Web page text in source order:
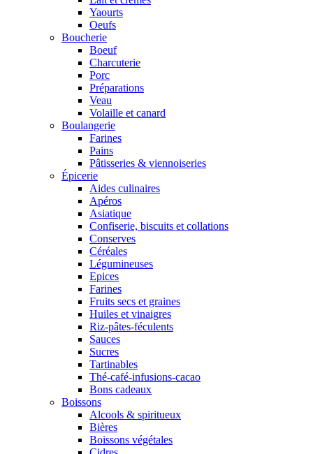
Yaourts
Oeufs
Boucherie
Boeuf
Charcuterie
Porc
Préparations
Veau
Volaille et canard
Boulangerie
Farines
Pains
Pâtisseries & viennoiseries
Épicerie
Aides culinaires
Apéros
Asiatique
Confiserie, biscuits et collations
Conserves
Céréales
Légumineuses
Epices
Farines
Fruits secs et graines
Huiles et vinaigres
Riz-pâtes-féculents
Sauces
Sucres
Tartinables
Thé-café-infusions-cacao
Bons cadeaux
Boissons
Alcools & spiritueux
Bières
Boissons végétales